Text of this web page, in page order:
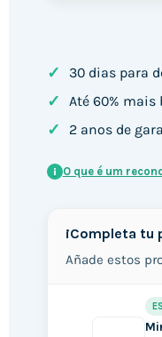
✓ 30 dias para
✓ Até 60%
✓ 2 anos de
i O que é um
¡Completa tu
Añade estos